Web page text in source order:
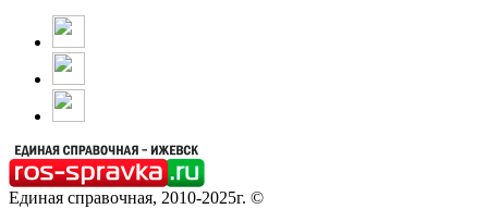
Единая справочная, 2010-2025г. ©